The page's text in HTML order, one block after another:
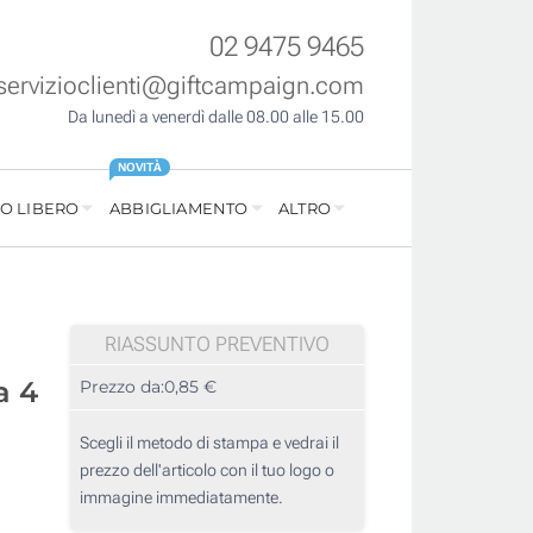
02 9475 9465
Da lunedì a venerdì dalle 08.00 alle 15.00
LIBERO ABBIGLIAMENTO
NOVITÀ
ALTRO
4
RIASSUNTO PREVENTIVO
Prezzo da:0,85 €
Scegli il metodo di stampa e vedrai il
prezzo dell'articolo con il tuo logo o
immagine immediatamente.